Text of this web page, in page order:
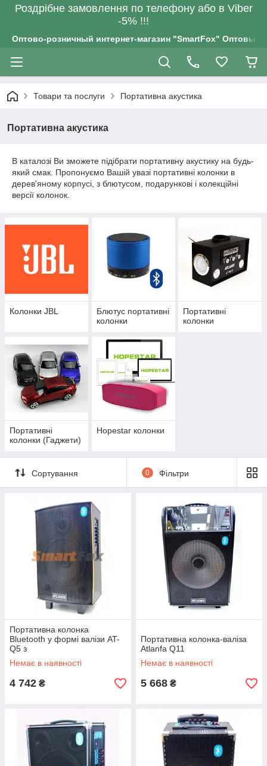
Роздрiбне замовлення по телефону або в Viber
-5% !!!
Оптово-розничный интернет-магазин "SmartFox" Оптовым
Товари та послуги Портативна акустика
Портативна акустика
В каталозі Ви зможете підібрати портативну акустику на будь-
який смак. Пропонуємо Вашій увазі портативні колонки в
дерев'яному корпусі, з блютусом, подарункові і колекційні
версії колонок.
Колонки JBL
Блютус портативні
колонки
Портативні
колонки
Портативні
колонки (Гаджети)
Hopestar колонки
Сортування 0 Фільтри
Портативна колонка
Bluetooth у формі валізи AT-
Q5 з
USB+SD+FM+AUX+мікрофон
+ вихід дод. колонки (54х
Немає в наявності
4 742 ₴
Портативна колонка-валіза
Atlanfa Q11
Немає в наявності
5 668 ₴